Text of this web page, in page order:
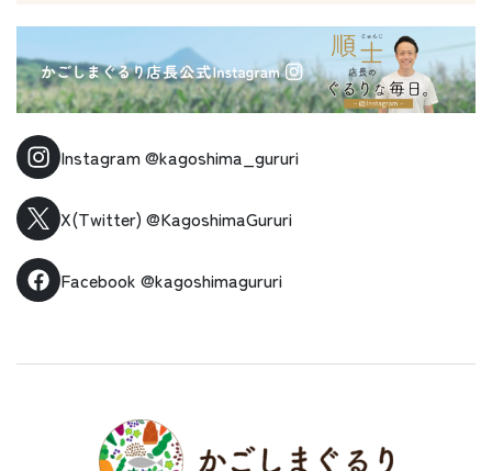
Instagram@kagoshima_gururi
X(Twitter) @KagoshimaGururi
Facebook @kagoshimagururi